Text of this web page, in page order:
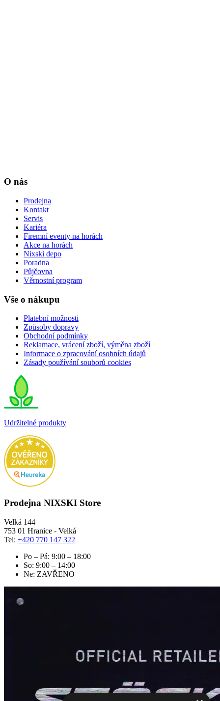
O nás
Prodejna
Kontakt
Servis
Kariéra
Firemní eventy na horách
Akce na horách
Nixski depo
Poradna
Půjčovna
Věrnostní program
Vše o nákupu
Platební možnosti
Způsoby dopravy
Obchodní podmínky
Reklamace, vrácení zboží, výměna zboží
Informace o zpracování osobních údajů
Zásady používání souborů cookies
Udržitelné produkty
Prodejna NIXSKI Store
Velká 144
753 01 Hranice - Velká
Tel: +420 770 147 322
Po – Pá: 9:00 – 18:00
So: 9:00 – 14:00
Ne: ZAVŘENO